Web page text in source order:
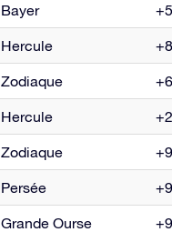
Bayer
Hercule
Zodiaque
Hercule
Zodiaque
Persée
Grande Ourse